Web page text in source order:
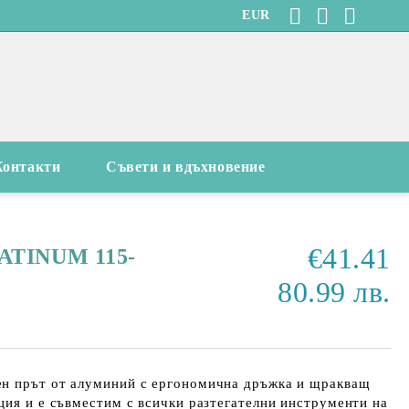
EUR
Съвети и вдъхновение
115-
€41.41
80.99 лв.
прът от алуминий с ергономична дръжка и щракващ
и е съвместим с всички разтегателни инструменти на